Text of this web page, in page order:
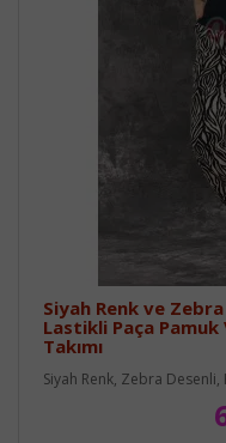
Siyah Renk ve
Lastikli Paça Pamuk
Takımı
Siyah Renk, Zebra Desenli,